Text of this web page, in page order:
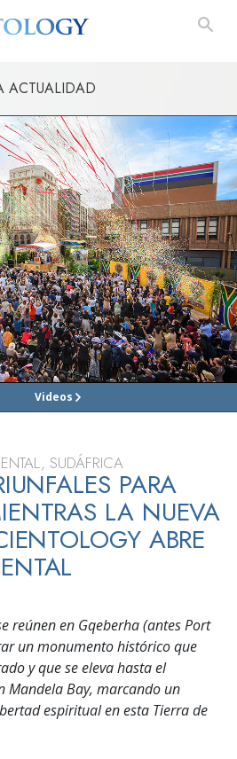
ACTUALIDAD
Videos
IGLESIA
DEL
CABO
ORIENTAL
VISITAR
SUDÁFRICA
PARA
LA NUEVA
ABRE
reúnen en Gqeberha (antes Port
un monumento histórico que
y que se eleva hasta el
Mandela Bay, marcando un
espiritual en esta Tierra de